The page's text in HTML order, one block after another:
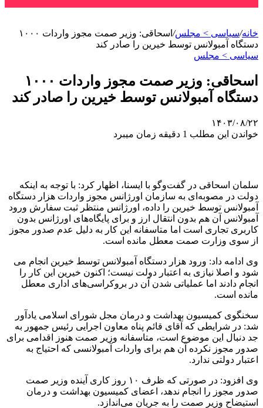
خانه/سیاسی > مجلس/
اسحاقی: وزیر صمت مجوز واردات ۱۰۰۰
دستگاه آمبولانس توسط خیرین را صادر کند
سیاسی > مجلس
اسحاقی: وزیر صمت مجوز واردات ۱۰۰۰
دستگاه آمبولانس توسط خیرین را صادر کند
۱۴۰۳/۰۸/۲۲
خواندن این مطلب 1 دقیقه زمان میبرد
سلمان اسحاقی در گفت‌وگو با ایسنا، اظهار کرد: با توجه به اینکه
دولت در مصوبه‌ای به سازمان اورژانس مجوز واردات هزار دستگاه
آمبولانس توسط خیرین را داده، اورژانس منتظر ثبت سفارش ورود
آمبولانس آن هم بدون انتقال ارز و برای پایگاه‌های اورژانس بدون
کاربری تجاری است اما متاسفانه این کار به دلیل عدم صدور مجوز
از سوی وزارت صمت معطل مانده است.
وی ادامه داد: ورود هزار دستگاه آمبولانس توسط خیرین انجام می
شود و اصلا نیازی به اعتبار دولت نیست؛ اکنون خیرین این کار را
انجام دادند اما عملیاتی شدن آن در بروکراسی‌های اداری معطل
مانده است.
سخنگوی کمیسیون بهداشت و درمان مجل شورای اسلامی یادآور
شد: در شرایطی که آقای قائم پناه معاون اجرایی رئیس جمهور به
جد دنبال این موضوع است، متاسفانه وزیر صمت هنوز اقدامی برای
صدور مجوز نکرده آن هم برای واردات آمبولانسی که احتیاج به
اعتبار دولتی ندارد.
وی افزود: در صورتی که ظرف ۱۰ روز کاری آینده وزیر صمت
صدور مجوز را انجام ندهد، اعضای کمیسیون بهداشت و درمان
استیضاح وزیر صمت را به جریان می‌اندازد.